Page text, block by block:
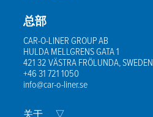
总部
CAR-O-LINER GROUP AB
HULDA MELLGRENS GATA 1
421 32 VÄSTRA FRÖLUNDA, SWEDEN
+46 31 721 1050
info@car-o-liner.se
关于 ▽